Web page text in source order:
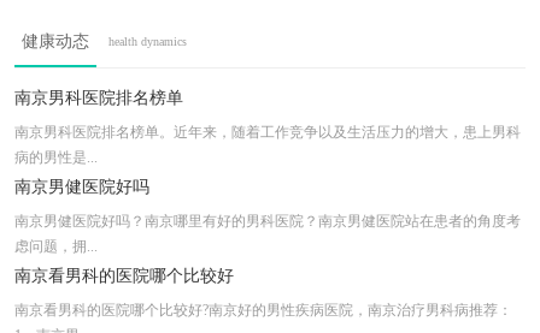
南京看精索静脉曲医院哪家好
南京治疗前列腺医院哪家好
健康动态 health dynamics
南京男科医院排名榜单
南京男科医院排名榜单。近年来，随着工作竞争以及生活压力的增大，患上男科
病的男性是...
南京男健医院好吗
南京男健医院好吗？南京哪里有好的男科医院？南京男健医院站在患者的角度考
虑问题，拥...
南京看男科的医院哪个比较好
南京看男科的医院哪个比较好?南京好的男性疾病医院，南京治疗男科病推荐：